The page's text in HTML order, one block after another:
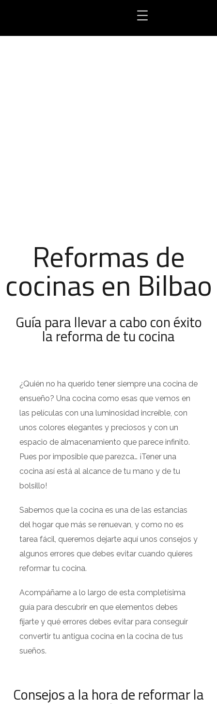
Reformas de
cocinas en Bilbao
Guía para llevar a cabo con éxito
la reforma de tu cocina
¿Quién no ha querido tener siempre una cocina de
ensueño? Una cocina como esas que vemos en
las películas con una luminosidad increíble, con
unos colores elegantes y preciosos y con un
espacio de almacenamiento que parece infinito.
Pues por imposible que parezca… ¡Tener una
cocina así está al alcance de tu mano y de tu
bolsillo!
Sabemos que la cocina es una de las estancias
del hogar que más se renuevan, y como no es
tarea fácil, queremos dejarte aquí unos consejos y
algunos errores que debes evitar cuando quieres
reformar tu cocina.
Acompáñame a lo largo de esta completísima
guía para descubrir en que elementos debes
fijarte y qué errores debes evitar para conseguir
convertir tu antigua cocina en la cocina de tus
sueños.
Consejos a la hora de reformar la